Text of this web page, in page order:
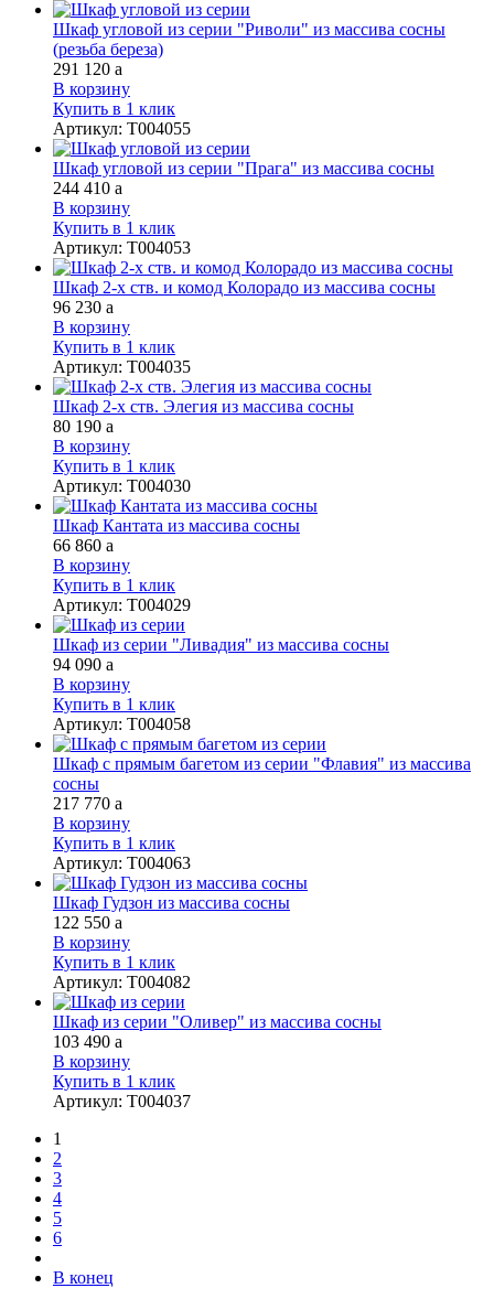
Шкаф угловой из серии "Риволи" из массива сосны
(резьба береза)
291 120 a
В корзину
Купить в 1 клик
Артикул: Т004055
Шкаф угловой из серии "Прага" из массива сосны
244 410 a
В корзину
Купить в 1 клик
Артикул: Т004053
Шкаф 2-х ств. и комод Колорадо из массива сосны
96 230 a
В корзину
Купить в 1 клик
Артикул: Т004035
Шкаф 2-х ств. Элегия из массива сосны
80 190 a
В корзину
Купить в 1 клик
Артикул: Т004030
Шкаф Кантата из массива сосны
66 860 a
В корзину
Купить в 1 клик
Артикул: Т004029
Шкаф из серии "Ливадия" из массива сосны
94 090 a
В корзину
Купить в 1 клик
Артикул: Т004058
Шкаф с прямым багетом из серии "Флавия" из массива
сосны
217 770 a
В корзину
Купить в 1 клик
Артикул: Т004063
Шкаф Гудзон из массива сосны
122 550 a
В корзину
Купить в 1 клик
Артикул: Т004082
Шкаф из серии "Оливер" из массива сосны
103 490 a
В корзину
Купить в 1 клик
Артикул: Т004037
1
2
3
4
5
6
В конец